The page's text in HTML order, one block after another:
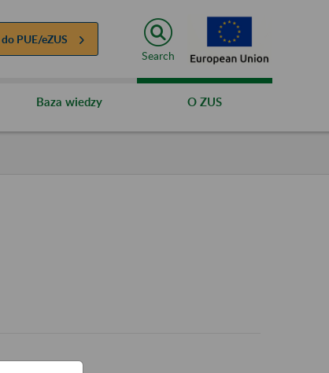
PUE/eZUS
Search
Baza wiedzy O ZUS